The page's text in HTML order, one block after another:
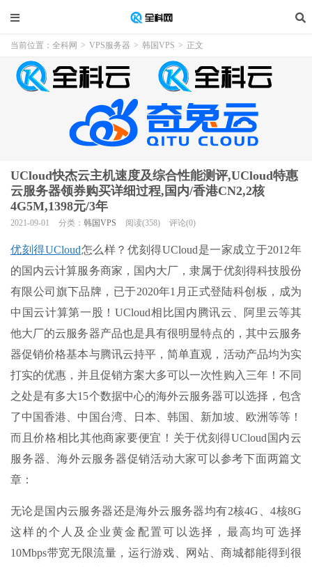
当前位置： 全科网 > VPS服务器 > 韩国VPS > 正文
UCloud快杰云主机速度及综合性能测评,UCloud特惠
云服务器领券购买详细过程,国内/香港CN2,2核
4G5M,1398元/3年
2021-09-01 分类： 韩国VPS 阅读(358) 评论(0)
优刻得UCloud怎么样？优刻得UCloud是一家成立于2012年
的国内云计算服务商家，国内大厂，隶属于优刻得科技股份
有限公司旗下品牌，已于2020年1月正式登陆科创板，成为
中国云计算第一股！UCloud相比国内腾讯云、阿里云等其
他大厂的云服务器产品也是具有很明显特点的，其中云服务
器促销价格基本与腾讯云持平，简单直观，活动产品均为实
打实的优惠，并且促销方案大多可以一次性购入三年！不同
之处是有多大15个数据中心的海外云服务器可以选择，包含
了中国香港、中国台湾、日本、韩国、新加坡、欧洲等等！
而且价格相比其他商家要便宜！关于优刻得UCloud国内云
服务器、海外云服务器促销活动大家可以参考下面两篇文
章：
无论是国内云服务器还是海外云服务器均有2核4G、4核8G
这样的个人及企业黄金配置可以选择，最高均可选择
10Mbps带宽无限流量，运行游戏、网站、商城都能得到很